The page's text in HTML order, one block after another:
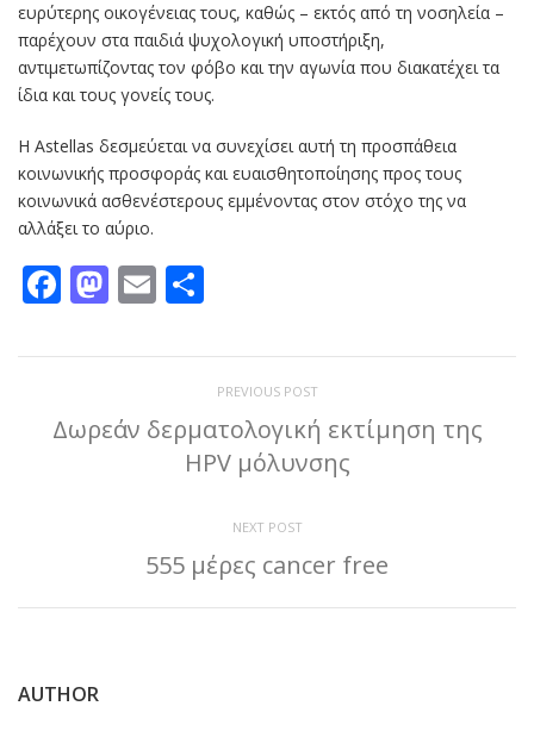
ευρύτερης οικογένειας τους, καθώς – εκτός από τη νοσηλεία –
παρέχουν στα παιδιά ψυχολογική υποστήριξη,
αντιμετωπίζοντας τον φόβο και την αγωνία που διακατέχει τα
ίδια και τους γονείς τους.
Η Astellas δεσμεύεται να συνεχίσει αυτή τη προσπάθεια
κοινωνικής προσφοράς και ευαισθητοποίησης προς τους
κοινωνικά ασθενέστερους εμμένοντας στον στόχο της να
αλλάξει το αύριο.
Facebook
Mastodon
Email
PREVIOUS POST
Δωρεάν δερματολογική εκτίμηση της
HPV μόλυνσης
NEXT POST
555 μέρες cancer free
AUTHOR